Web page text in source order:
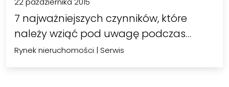
7 najważniejszych czynników, które
należy wziąć pod uwagę podczas…
Rynek nieruchomości | Serwis